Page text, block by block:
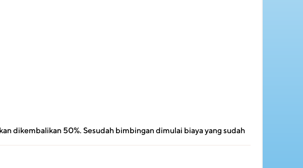
dikembalikan 50%. Sesudah bimbingan dimulai biaya yang sudah